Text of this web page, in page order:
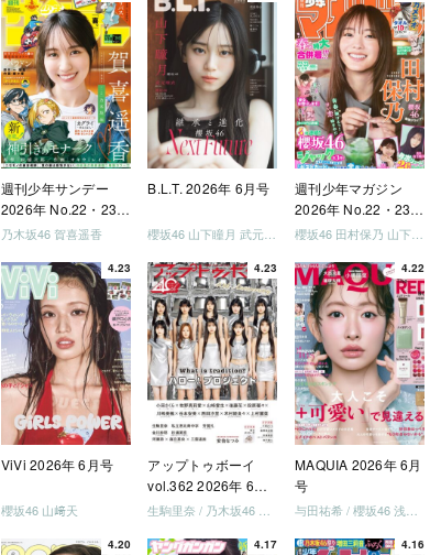
週刊少年サンデー
2026年 No.22・23
合併号
乃木坂46 賀喜遥香
B.L.T. 2026年 6月号
週刊少年マガジン
2026年 No.22・23
合併号
4.23
ViVi 2026年 6月号
櫻坂46 山﨑天
4.23
アップトゥボーイ
vol.362 2026年 6月
号
生駒里奈 / 乃木坂46 金川紗耶 森平麗心
4.22
MAQUIA 2026年 6月
号
与田祐希 / 櫻坂46 浅井恋乃未
4.20 4.17 4.16